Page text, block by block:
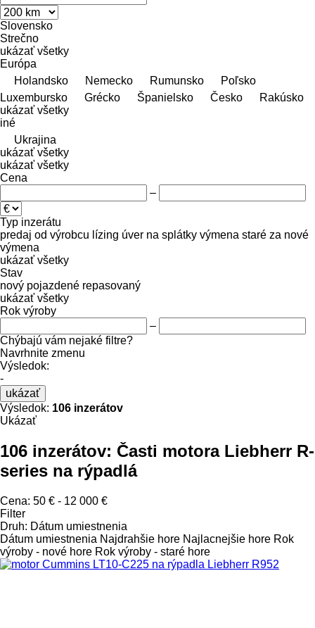
Slovensko
Strečno
ukázať všetky
Európa
Holandsko
Nemecko Rumunsko
Poľsko
Luxembursko
Grécko Španielsko Česko
Rakúsko
ukázať všetky
iné
Ukrajina
ukázať všetky
ukázať všetky
Cena
–
Typ inzerátu
predaj od výrobcu lízing úver na splátky výmena staré za nové
výmena
ukázať všetky
Stav
nový pojazdené repasovaný
ukázať všetky
Rok výroby
–
Chýbajú vám nejaké filtre?
Navrhnite zmenu
Výsledok:
-
ukázať
Výsledok: 106 inzerátov
Ukázať
106 inzerátov: Časti motora Liebherr R-
series na rýpadlá
Cena: 50 € - 12 000 €
Filter
Druh: Dátum umiestnenia
Dátum umiestnenia Najdrahšie hore Najlacnejšie hore Rok
výroby - nové hore Rok výroby - staré hore